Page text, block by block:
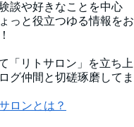
談や好きなことを中心
っと役立つゆる情報をお
「リトサロン」を立ち上
グ仲間と切磋琢磨してま
ロンとは？